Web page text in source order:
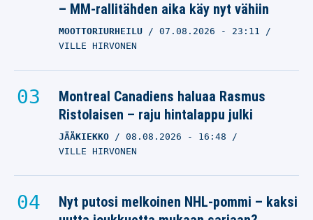
– MM-rallitähden aika käy nyt vähiin
MOOTTORIURHEILU 07.08.2026 - 23:11
VILLE HIRVONEN
Montreal Canadiens haluaa Rasmus
Ristolaisen – raju hintalappu julki
JÄÄKIEKKO 08.08.2026 - 16:48
VILLE HIRVONEN
Nyt putosi melkoinen NHL-pommi – kaksi